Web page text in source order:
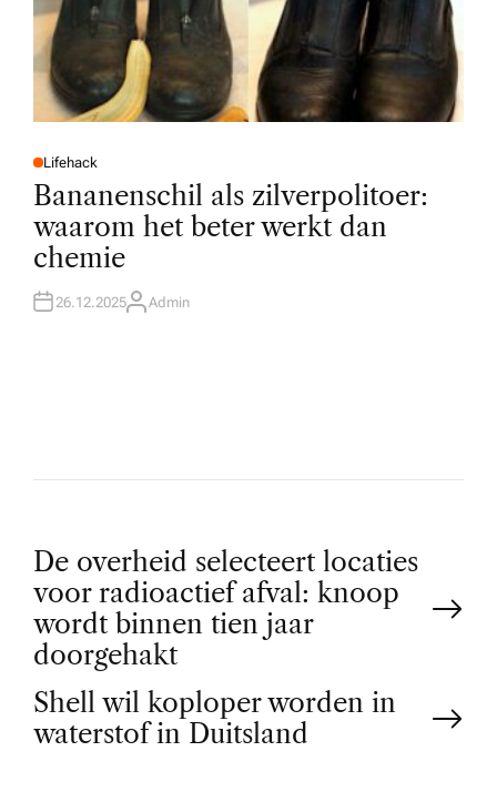
P
O
E
D
I
N
Lifehack
Bananenschil als zilverpolitoer:
waarom het beter werkt dan
chemie
26.12.2025A
Admin
P
o
s
t
De overheid selecteert locaties
voor radioactief afval: knoop
wordt binnen tien jaar
doorgehakt
Shell wil koploper worden in
waterstof in Duitsland